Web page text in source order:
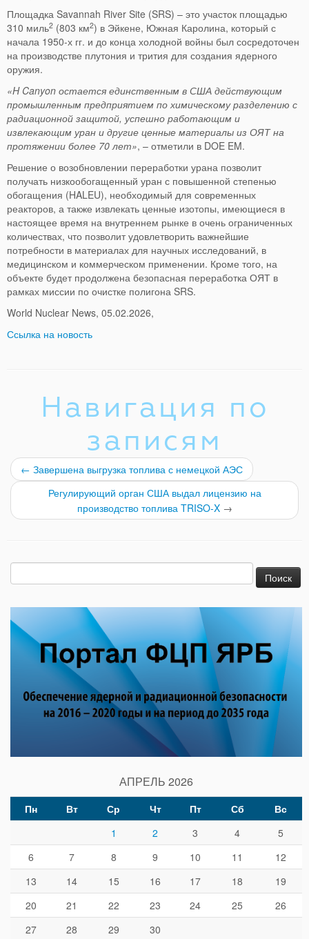
Площадка Savannah River Site (SRS) – это участок площадью
310 миль2 (803 км2) в Эйкене, Южная Каролина, который с
начала 1950-х гг. и до конца холодной войны был сосредоточен
на производстве плутония и трития для создания ядерного
оружия.
«H Canyon остается единственным в США действующим
промышленным предприятием по химическому разделению с
радиационной защитой, успешно работающим и
извлекающим уран и другие ценные материалы из ОЯТ на
протяжении более 70 лет», – отметили в DOE EM.
Решение о возобновлении переработки урана позволит
получать низкообогащенный уран с повышенной степенью
обогащения (HALEU), необходимый для современных
реакторов, а также извлекать ценные изотопы, имеющиеся в
настоящее время на внутреннем рынке в очень ограниченных
количествах, что позволит удовлетворить важнейшие
потребности в материалах для научных исследований, в
медицинском и коммерческом применении. Кроме того, на
объекте будет продолжена безопасная переработка ОЯТ в
рамках миссии по очистке полигона SRS.
World Nuclear News, 05.02.2026,
Ссылка на новость
Навигация по
записям
← Завершена выгрузка топлива с немецкой АЭС
Регулирующий орган США выдал лицензию на
производство топлива TRISO-X →
АПРЕЛЬ 2026
Пн Вт Ср Чт Пт Сб
Вс
1
2 3 4
5
6
7 8 9 10 11
12
13
14 15 16 17 18
19
20
21 22 23 24 25
26
27
28 29 30